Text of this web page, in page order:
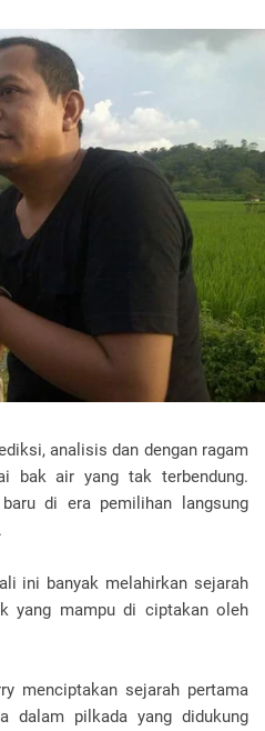
analisis dan dengan ragam
bak air yang tak terbendung.
di era pemilihan langsung
ini banyak melahirkan sejarah
yang mampu di ciptakan oleh
menciptakan sejarah pertama
dalam pilkada yang didukung